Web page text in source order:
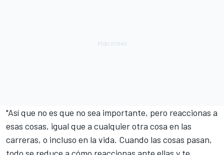
"Así que no es que no sea importante, pero reaccionas a
esas cosas, igual que a cualquier otra cosa en las
carreras, o incluso en la vida. Cuando las cosas pasan,
todo se reduce a cómo reaccionas ante ellas y te